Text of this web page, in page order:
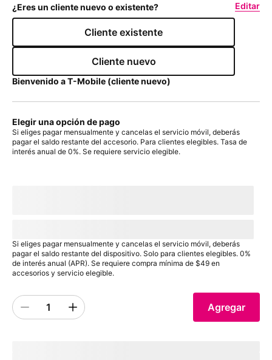
¿Eres un cliente nuevo o existente?
Cliente existente
Cliente nuevo
Bienvenido aT-Mobile (cliente nuevo)
Editar
Elegir una opción de pago
Si eliges pagar mensualmente y cancelas el servicio móvil, deberás
pagar el saldo restante del accesorio. Para clientes elegibles. Tasa de
interés anual de 0%. Se requiere servicio elegible.
Si eliges pagar mensualmente y cancelas el servicio móvil, deberás
pagar el saldo restante del dispositivo. Solo para clientes elegibles. 0%
de interés anual (APR). Se requiere compra mínima de $49 en
accesorios y servicio elegible.
1
Quantity 1
Agregar